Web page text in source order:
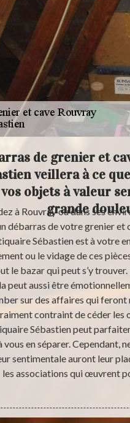
de grenier et
veillera à ce
objets à valeur
grande
à Rouvray ou dans ses
débarras de votre grenier et
Sébastien est à votre
ou le vidage de ces
le bazar qui peut s’y
peut aussi être
sur des affaires qui feront
contraint de céder les
Sébastien peut
en séparer. Cependant,
sentimentale auront leur
les associations qui œuvrent